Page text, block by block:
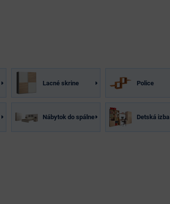
Lacné skrine Police
Nábytok do spálne Detská izba